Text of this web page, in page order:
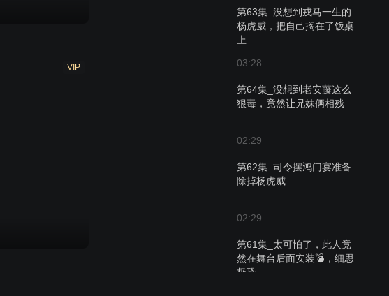
第63集_没想到戎马一生的
杨虎威，把自己搁在了饭桌
上
03:28
第64集_没想到老安藤这么
狠毒，竟然让兄妹俩相残
02:29
第62集_司令摆鸿门宴准备
除掉杨虎威
02:29
第61集_太可怕了，此人竟
然在舞台后面安装💣，细思
极恐
VIP